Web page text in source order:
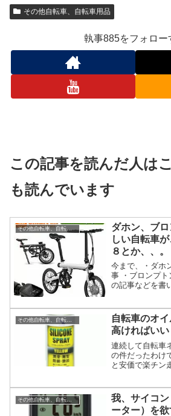
その他自転車、自転車用品
執事885をフォロー
この記事を読んだ人は
も読んでいます
その他自転車、自転車用品
ダホン、ブ
しい自転車
８とか、、。
今まで、・ダホ
事 ・ブロンプト
の記事などを書
みミニベロが出
軽量で、拡張性
その他自転車、自転車用品
自転車のオ
高ければいい
連続して自転車
の件だったわけ
と安価で楽チン
つはシリコンス
が違うだけで中
我、サイコ
ーター）を欲